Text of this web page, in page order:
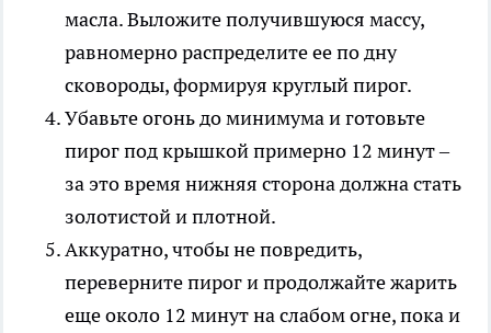
масла. Выложите получившуюся массу,
равномерно распределите ее по дну
сковороды, формируя круглый пирог.
Убавьте огонь до минимума и готовьте
пирог под крышкой примерно 12 минут –
за это время нижняя сторона должна стать
золотистой и плотной.
Аккуратно, чтобы не повредить,
переверните пирог и продолжайте жарить
еще около 12 минут на слабом огне, пока и